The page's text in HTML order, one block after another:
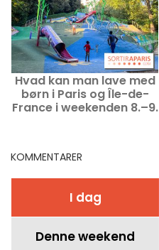
Hvad kan man lave med
børn i Paris og Île-de-
France i weekenden 8.–9.
KOMMENTARER
I dag
Denne weekend